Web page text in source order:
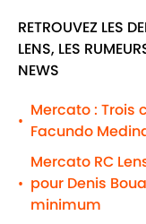
RETROUVEZ LES
LENS, LES
NEWS
•
Mercato : Trois
Facundo
•
Mercato RC
pour Denis
minimum